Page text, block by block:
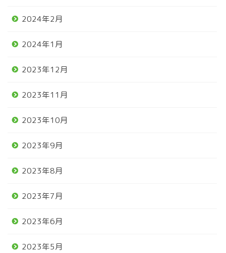
2024年2月
2024年1月
2023年12月
2023年11月
2023年10月
2023年9月
2023年8月
2023年7月
2023年6月
2023年5月